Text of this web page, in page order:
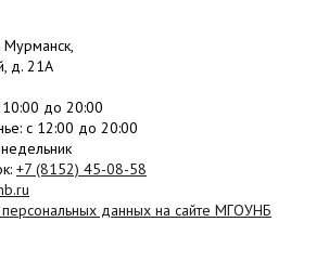
Мурманск,
д. 21А
10:00 до 20:00
: c 12:00 до 20:00
+7 (8152) 45-08-58
данных на сайте МГОУНБ